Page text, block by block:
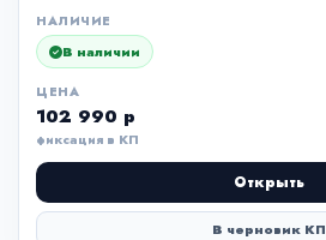
НАЛИЧИЕ
В наличии
ЦЕНА
102 990 р
фиксация в КП
Открыть
В черновик КП